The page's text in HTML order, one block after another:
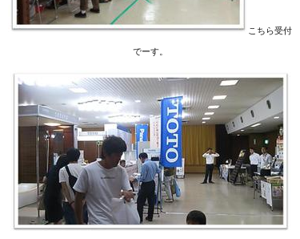
こちら受付
でーす。